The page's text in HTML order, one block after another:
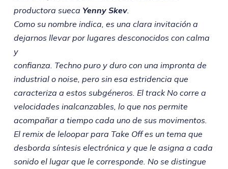
productora sueca Yenny Skev.
Como su nombre indica, es una clara invitación a
dejarnos llevar por lugares desconocidos con calma
y
confianza. Techno puro y duro con una impronta de
industrial o noise, pero sin esa estridencia que
caracteriza a estos subgéneros. El track No corre a
velocidades inalcanzables, lo que nos permite
acompañar a tiempo cada uno de sus movimentos.
El remix de leloopar para Take Off es un tema que
desborda síntesis electrónica y que le asigna a cada
sonido el lugar que le corresponde. No se distingue